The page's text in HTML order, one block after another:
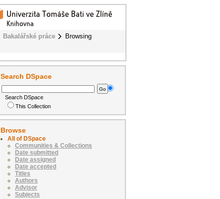
Bakalářské práce
Browsing
Search DSpace
Search DSpace
This Collection
Browse
All of DSpace
Communities & Collections
Date submitted
Date assigned
Date accepted
Titles
Authors
Advisor
Subjects